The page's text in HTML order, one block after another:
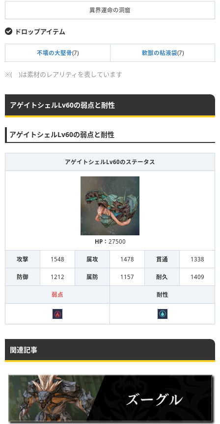
異界運命の洞窟
ドロップアイテム
不壊の大堅骨(7) 軟獣の粘液袋(7)
※( )は素材のレアリティを表しています
アゲイトシェルLv60の弱点と耐性
アゲイトシェルLv60の弱点と耐性
アゲイトシェルLv60のステータス
HP： 27500
攻撃 1548 属攻 1478 貫通 1338
防御 1212 属防 1157 耐久 1409
弱点 耐性
関連記事